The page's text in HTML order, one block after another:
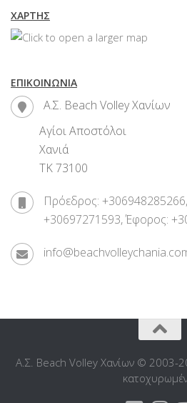
ΧΆΡΤΗΣ
ΕΠΙΚΟΙΝΩΝΊΑ
Α.Σ. Beach Volley Χανίων
Αγίοι Αποστόλοι
Χανιά
ΤΚ 73100
Πρόεδρος:
+30697271593, Έφορος:
Α.Σ. Beach Volley Χανίων © 2003-